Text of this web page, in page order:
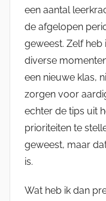
een aantal
de afgelopen
geweest. Zelf heb
diverse
een nieuwe klas,
zorgen voor
echter de tips uit
prioriteiten te
geweest, maar
is.
Wat heb ik dan